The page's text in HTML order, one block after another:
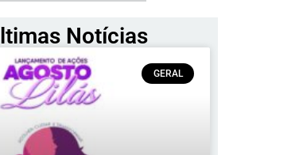
Notícias
GERAL